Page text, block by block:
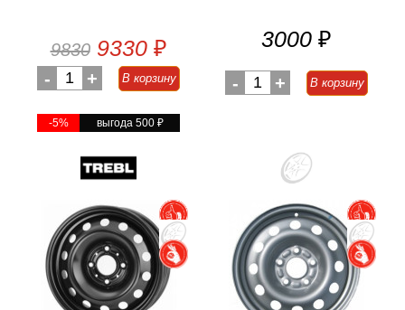
9830 9330 ₽
- 1 + В корзину
-5% выгода 500 ₽
3000 ₽
- 1 + В корзину